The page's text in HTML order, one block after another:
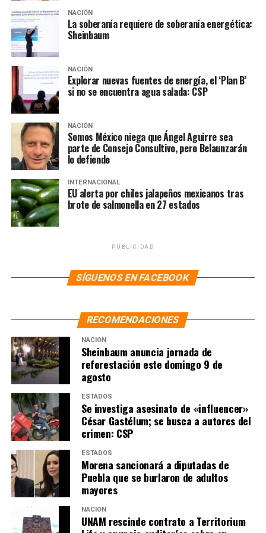
propuesta para la presa, resuelve los conflictos que
tenía el estado, a la par que consideró que estas medias
también son una solución en la regulación de niveles de
agua, así como también el conflicto político quedaría
resuelto.
Te puede interesar
«Importante, el apoyo de
las fuerzas armadas en
estos momentos de
transformación»: AMLO
NOTAS RELACIONADAS:
ANDRÉS MANUEL LÓPEZ OBRADOR
Ordena AMLO envío de ayuda para Haití
NACIÓN
La soberanía requiere de soberanía energética:
Sheinbaum
NACIÓN
Explorar nuevas fuentes de energía, el ‘Plan B’
si no se encuentra agua salada: CSP
NACIÓN
Somos México niega que Ángel Aguirre sea
parte de Consejo Consultivo, pero Belaunzarán
lo defiende
INTERNACIONAL
EU alerta por chiles jalapeños mexicanos tras
brote de salmonella en 27 estados
PUBLICIDAD
SÍGUENOS EN FACEBOOK
RECOMENDACIONES
NACIÓN
Sheinbaum anuncia jornada de
reforestación este domingo 9 de
agosto
ESTADOS
Se investiga asesinato de «influencer»
César Gastélum; se busca a autores del
crimen: CSP
ESTADOS
Morena sancionará a diputadas de
Puebla que se burlaron de adultos
mayores
NACIÓN
UNAM rescinde contrato a Territorium